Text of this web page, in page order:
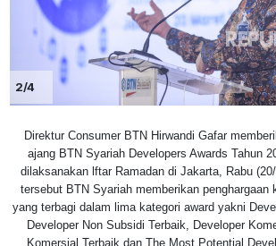
2/4
Direktur Consumer BTN Hirwandi Gafar
ajang BTN Syariah Developers Awards Tahun
dilaksanakan lftar Ramadan di Jakarta, Rabu
tersebut BTN Syariah memberikan penghargaan
yang terbagi dalam lima kategori award yakni
Developer Non Subsidi Terbaik, Developer
Komersial Terbaik dan The Most Potential